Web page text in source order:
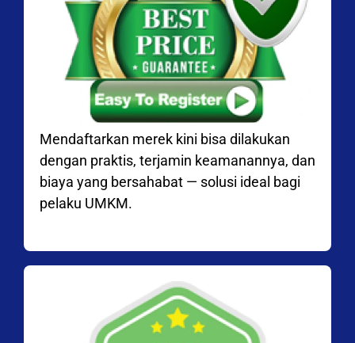
Mendaftarkan merek kini bisa dilakukan
dengan praktis, terjamin keamanannya, dan
biaya yang bersahabat — solusi ideal bagi
pelaku UMKM.